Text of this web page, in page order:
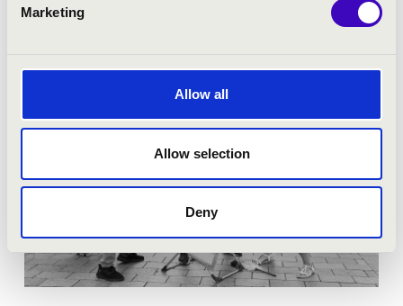
Marketing
Allow all
Allow selection
Deny